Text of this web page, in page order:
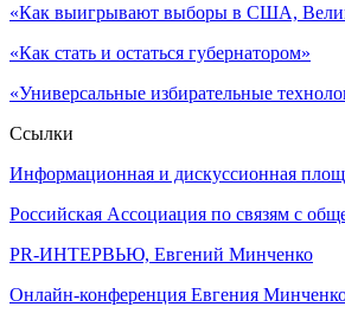
«Как выигрывают выборы в США,
«Как стать и остаться губернатором»
«Универсальные избирательные
Ссылки
Информационная и дискуссионная
Российская Ассоциация по связям с
PR-ИНТЕРВЬЮ, Евгений Минченко
Онлайн-конференция Евгения